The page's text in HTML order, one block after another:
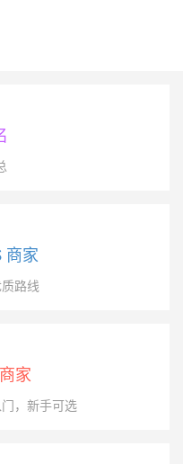
商家
路线
家
，新手可选